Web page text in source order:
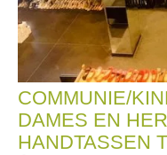
COMMUNIE/
DAMES EN
HANDTASSEN